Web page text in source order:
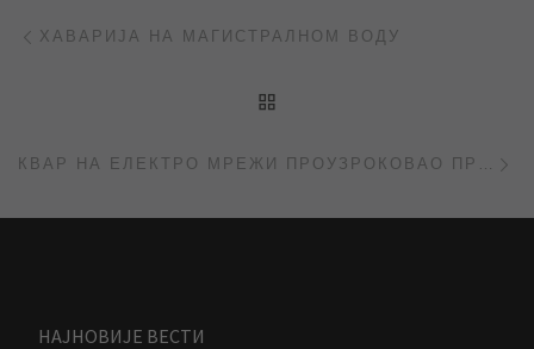
Post navigation
ХАВАРИЈА НА МАГИСТРАЛНОМ ВОДУ
НАЈНОВИЈЕ ВЕСТИ